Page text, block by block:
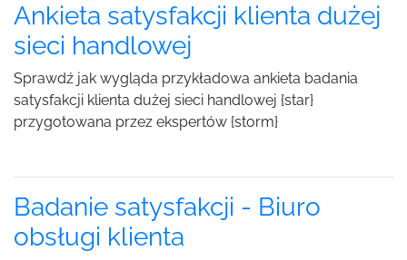
Ankieta satysfakcji klienta dużej
sieci handlowej
Sprawdź jak wygląda przykładowa ankieta badania
satysfakcji klienta dużej sieci handlowej {star}
przygotowana przez ekspertów {storm}
Badanie satysfakcji - Biuro
obsługi klienta